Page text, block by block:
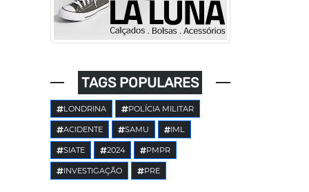
TAGS POPULARES
LONDRINA POLÍCIA MILITAR
ACIDENTE SAMU IML
SIATE 2024 PMPR
INVESTIGAÇÃO PRE